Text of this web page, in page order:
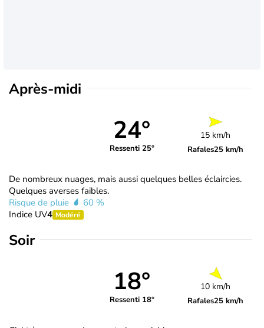
Après-midi
24°
Ressenti 25°
15 km/h
Rafales25 km/h
De nombreux nuages, mais aussi quelques belles éclaircies.
Quelques averses faibles.
Risque de pluie
60 %
Indice UV4 Modéré
Soir
18°
Ressenti 18°
10 km/h
Rafales25 km/h